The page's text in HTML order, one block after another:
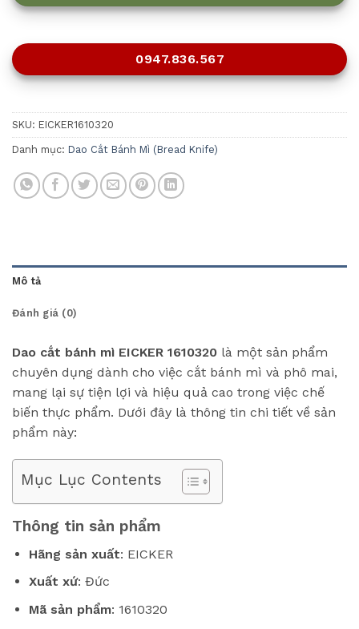
0947.836.567
SKU: EICKER1610320
Danh mục: Dao Cắt Bánh Mì (Bread Knife)
Mô tả
Đánh giá (0)
Dao cắt bánh mì EICKER 1610320 là một sản phẩm
chuyên dụng dành cho việc cắt bánh mì và phô mai,
mang lại sự tiện lợi và hiệu quả cao trong việc chế
biến thực phẩm. Dưới đây là thông tin chi tiết về sản
phẩm này:
Mục Lục Contents
Thông tin sản phẩm
Hãng sản xuất: EICKER
Xuất xứ: Đức
Mã sản phẩm: 1610320